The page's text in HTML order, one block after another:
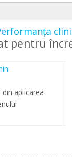
pentru
aplicarea